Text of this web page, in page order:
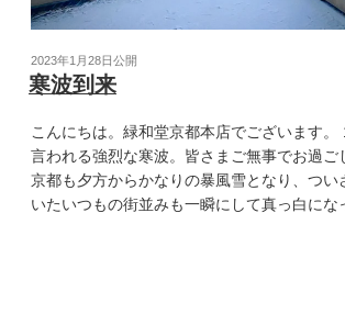
2023年1月28日公開
寒波到来
こんにちは。緑和堂京都本店でございます。
言われる強烈な寒波。皆さまご無事でお過ご
京都も夕方からかなりの暴風雪となり、つい
いたいつもの街並みも一瞬にして真っ白にな